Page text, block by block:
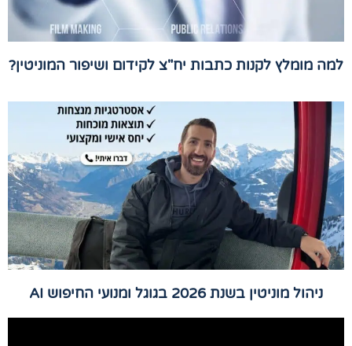
למה מומלץ לקנות כתבות יח"צ לקידום ושיפור המוניטין?
ניהול מוניטין בשנת 2026 בגוגל ומנועי החיפוש AI